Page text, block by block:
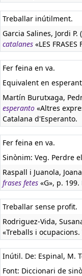
Treballar inútilment.
Garcia Salines, Jordi P.
catalanes «LES
Fer feina en va.
Equivalent en
Martín Burutxaga,
esperanto «Altres
Catalana d'Esperanto.
Fer feina en va.
Sinònim: Veg. Perdre
Raspall i Juanola,
frases fetes «G», p.
Treballar sense profit.
Rodriguez-Vida,
«Treballs i
Inútil. De: Espinal, M.
Font: Diccionari de